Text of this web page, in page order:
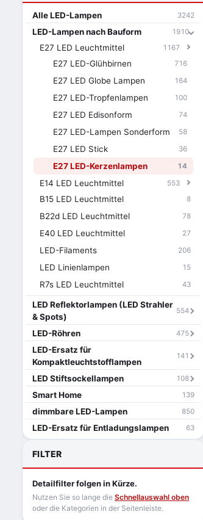
Alle LED-Lampen 3242
LED-Lampen nach Bauform 1910
E27 LED Leuchtmittel 1167
E27 LED-Glühbirnen 716
E27 LED Globe Lampen 164
E27 LED-Tropfenlampen 100
E27 LED Edisonform 74
E27 LED-Lampen Sonderform 58
E27 LED Stick 36
E27 LED-Kerzenlampen 14
E14 LED Leuchtmittel 553
B15 LED Leuchtmittel 8
B22d LED Leuchtmittel 78
E40 LED Leuchtmittel 27
LED-Filaments 206
LED Linienlampen 15
R7s LED Leuchtmittel 43
LED Reflektorlampen (LED Strahler
& Spots)
554
LED-Röhren 475
LED-Ersatz für
Kompaktleuchtstofflampen
141
LED Stiftsockellampen 108
Smart Home 139
dimmbare LED-Lampen 850
LED-Ersatz für Entladungslampen 63
FILTER
Detailfilter folgen in Kürze.
Nutzen Sie so lange die Schnellauswahl oben
oder die Kategorien in der Seitenleiste.